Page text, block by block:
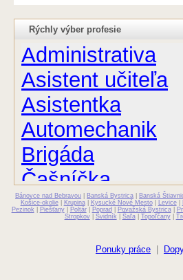
Rýchly výber profesie
Administrativa
Asistent učiteľa
Asistentka
Automechanik
Brigáda
Čašníčka
Čašník
Farmaceut
Bánovce nad Bebravou Banská Bystrica Banská
Košice-okolie| Krupina| Kysucké Nové Mesto| Levice|
Pezinok
Piešťany| Poltár| Poprad Považská Bystrica|
Stropkov| Svidník Šaľa| Topoľčany|
Ponuky práce